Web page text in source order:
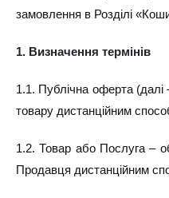
замовлення в Розділі
1. Визначення термінів
1.1. Публічна оферта
товару дистанційним
1.2. Товар або Послуга –
Продавця дистанційним